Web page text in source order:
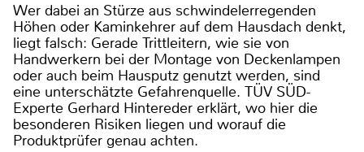
Wer dabei an Stürze aus schwindelerregenden
Höhen oder Kaminkehrer auf dem Hausdach denkt,
liegt falsch: Gerade Trittleitern, wie sie von
Handwerkern bei der Montage von Deckenlampen
oder auch beim Hausputz genutzt werden, sind
eine unterschätzte Gefahrenquelle. TÜV SÜD-
Experte Gerhard Hintereder erklärt, wo hier die
besonderen Risiken liegen und worauf die
Produktprüfer genau achten.